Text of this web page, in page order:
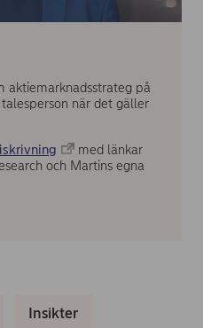
aktiemarknadsstrateg på
när det gäller
med länkar
och Martins egna
Insikter